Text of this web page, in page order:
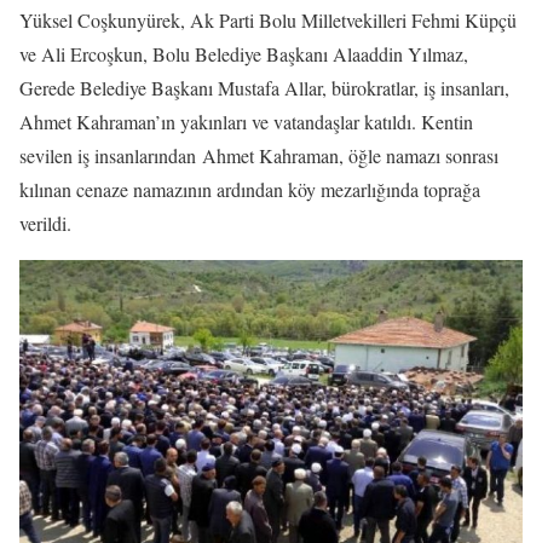
Yüksel Coşkunyürek, Ak Parti Bolu Milletvekilleri Fehmi Küpçü
ve Ali Ercoşkun, Bolu Belediye Başkanı Alaaddin Yılmaz,
Gerede Belediye Başkanı Mustafa Allar, bürokratlar, iş insanları,
Ahmet Kahraman’ın yakınları ve vatandaşlar katıldı. Kentin
sevilen iş insanlarından Ahmet Kahraman, öğle namazı sonrası
kılınan cenaze namazının ardından köy mezarlığında toprağa
verildi.